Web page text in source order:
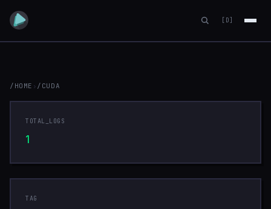
[D]
/HOME › /CUDA
TOTAL_LOGS
1
TAG